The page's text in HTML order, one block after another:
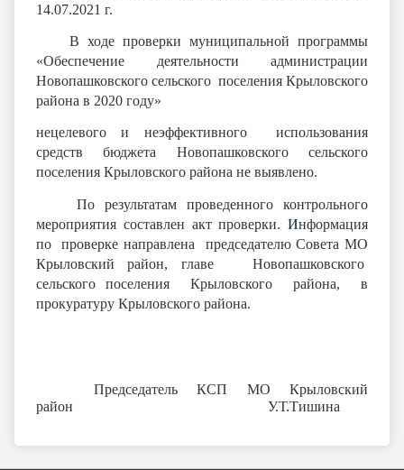
14.07.2021 г.
В ходе проверки муниципальной программы
«Обеспечение деятельности администрации
Новопашковского сельского поселения Крыловского
района в 2020 году»
нецелевого и неэффективного использования
средств бюджета Новопашковского сельского
поселения Крыловского района не выявлено.
По результатам проведенного контрольного
мероприятия составлен акт проверки. Информация
по проверке направлена председателю Совета МО
Крыловский район, главе Новопашковского
сельского поселения Крыловского района, в
прокуратуру Крыловского района.
Председатель КСП МО Крыловский
район У.Т.Тишина